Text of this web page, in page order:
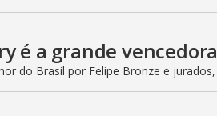
é a grande
do Brasil por Felipe Bronze e